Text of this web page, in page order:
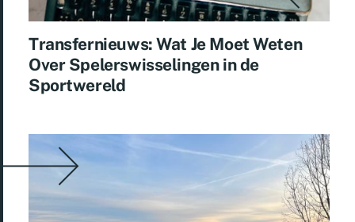
Transfernieuws: Wat Je Moet Weten
Over Spelerswisselingen in de
Sportwereld